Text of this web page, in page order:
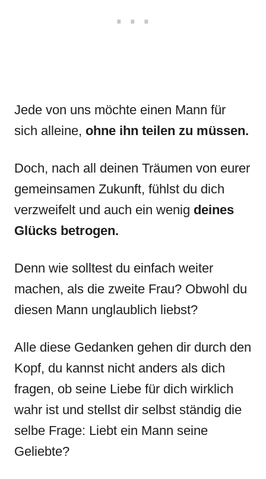
Jede von uns möchte einen Mann für
sich alleine, ohne ihn teilen zu müssen.
Doch, nach all deinen Träumen von eurer
gemeinsamen Zukunft, fühlst du dich
verzweifelt und auch ein wenig deines
Glücks betrogen.
Denn wie solltest du einfach weiter
machen, als die zweite Frau? Obwohl du
diesen Mann unglaublich liebst?
Alle diese Gedanken gehen dir durch den
Kopf, du kannst nicht anders als dich
fragen, ob seine Liebe für dich wirklich
wahr ist und stellst dir selbst ständig die
selbe Frage: Liebt ein Mann seine
Geliebte?